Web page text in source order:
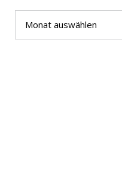
Archiv